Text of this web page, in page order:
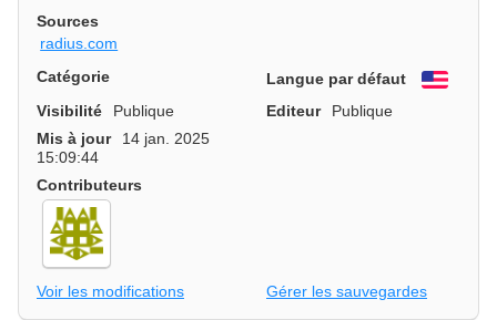
Sources
radius.com
Catégorie
Langue par défaut
Visibilité
Publique Editeur
Publique
Mis à jour
14 jan. 2025
15:09:44
Contributeurs
Voir les modifications Gérer les sauvegardes